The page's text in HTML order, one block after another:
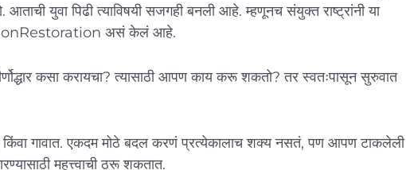
युवा पिढी त्याविषयी सजगही बनली आहे. म्हणूनच संयुक्त राष्ट्रांनी या
असं केलं आहे.
कसा करायचा? त्यासाठी आपण काय करू शकतो? तर स्वतःपासून सुरुवात
किंवा गावात. एकदम मोठे बदल करणं प्रत्येकालाच शक्य नसतं, पण आपण टाकलेली
महत्त्वाची ठरू शकतात.